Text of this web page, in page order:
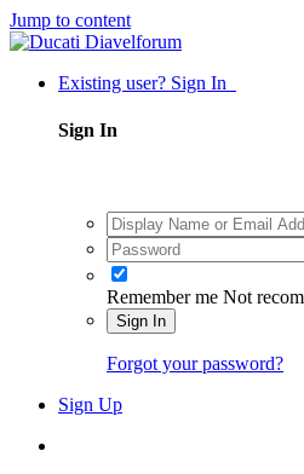
Jump to content
Existing user? Sign In
Sign In
Remember me Not
Sign In
Forgot your password?
Sign Up